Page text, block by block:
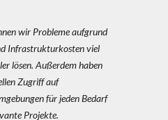
wir Probleme aufgrund
Infrastrukturkosten viel
lösen. Außerdem haben
Zugriff auf
für jeden Bedarf
Projekte.